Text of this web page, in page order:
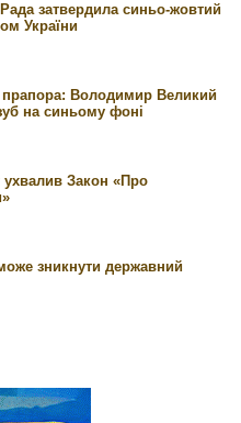
затвердила синьо-жовтий
України
прапора: Володимир Великий
на синьому фоні
ухвалив Закон «Про
зникнути державний